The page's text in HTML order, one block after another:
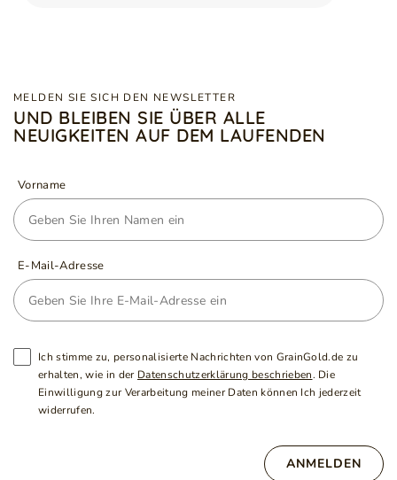
MELDEN SIE SICH DEN NEWSLETTER
UND BLEIBEN SIE ÜBER ALLE
NEUIGKEITEN AUF DEM LAUFENDEN
Vorname
E-Mail-Adresse
Ich stimme zu, personalisierte Nachrichten von GrainGold.de zu
erhalten, wie in der Datenschutzerklärung beschrieben. Die
Einwilligung zur Verarbeitung meiner Daten können Ich jederzeit
widerrufen.
ANMELDEN